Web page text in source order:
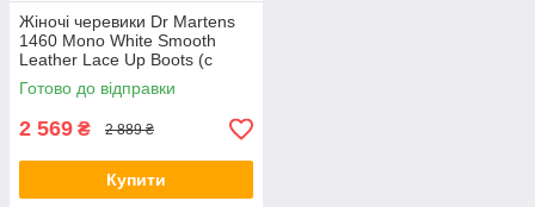
Жіночі черевики Dr Martens
1460 Mono White Smooth
Leather Lace Up Boots (с
мехом) 14357100
Готово до відправки
2 569 ₴ 2 889 ₴
Купити